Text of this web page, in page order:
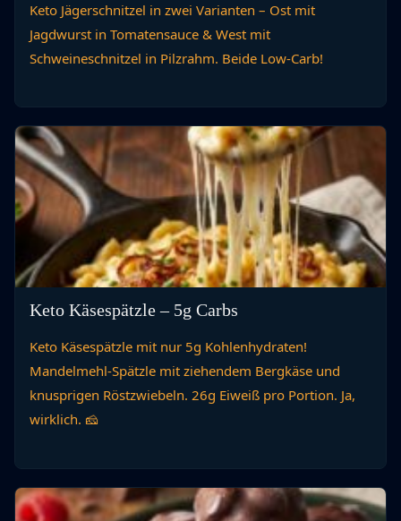
Keto Jägerschnitzel in zwei Varianten – Ost mit
Jagdwurst in Tomatensauce & West mit
Schweineschnitzel in Pilzrahm. Beide Low-Carb!
Keto Käsespätzle – 5g Carbs
Keto Käsespätzle mit nur 5g Kohlenhydraten!
Mandelmehl-Spätzle mit ziehendem Bergkäse und
knusprigen Röstzwiebeln. 26g Eiweiß pro Portion. Ja,
wirklich. 🧀